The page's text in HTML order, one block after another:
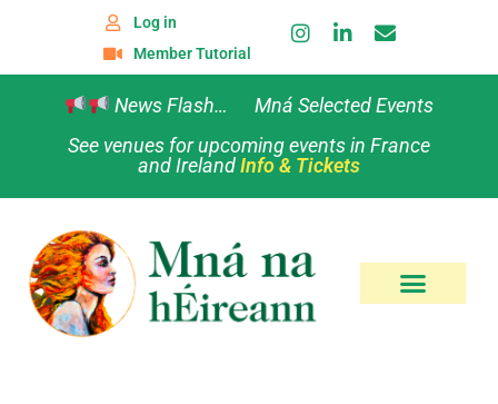
Log in
Member Tutorial
News Flash… Mná Selected Events
See venues for upcoming events in France
and IrelandInfo & Tickets